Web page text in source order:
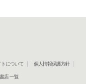
トについて 個人情報保護方針
店 一覧